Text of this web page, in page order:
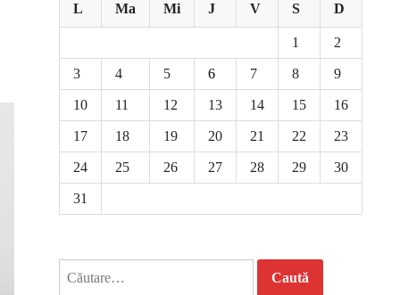
L Ma Mi J V S D
1 2
3 4 5 6 7 8 9
10 11 12 13 14 15 16
17 18 19 20 21 22 23
24 25 26 27 28 29 30
31